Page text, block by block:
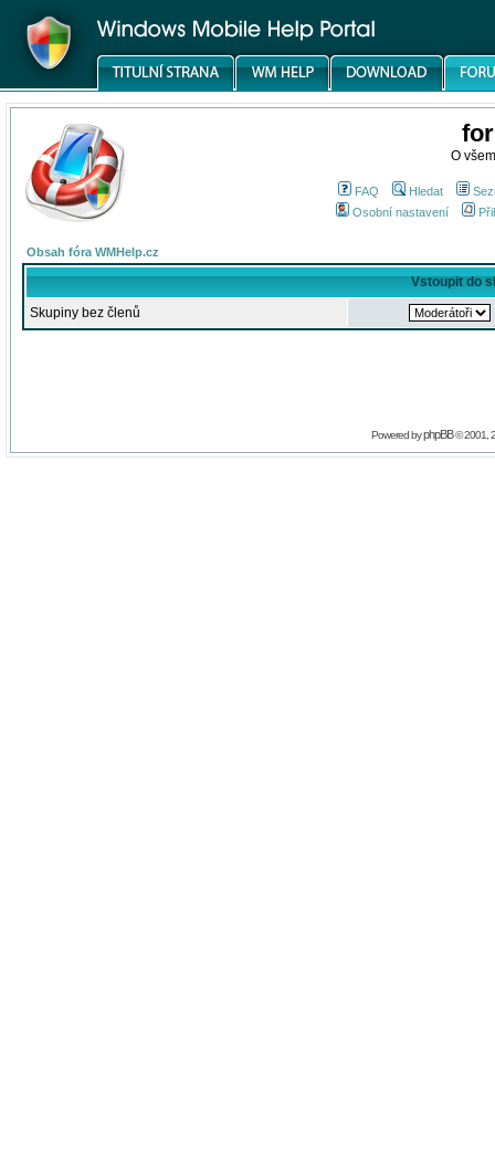
O
FAQ Hledat
Osobní nastavení
Obsah fóra WMHelp.cz
Vstoupit do
Skupiny bez členů
Powered byphpBB© 2001,